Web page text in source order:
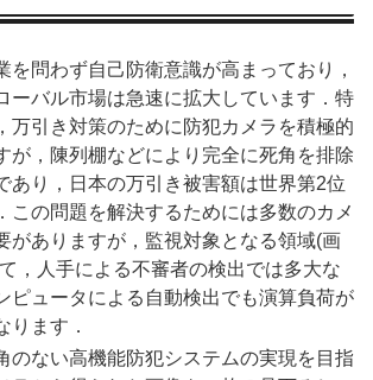
を問わず自己防衛意識が高まっており，
ーバル市場は急速に拡大しています．特
万引き対策のために防犯カメラを積極的
が，陳列棚などにより完全に死角を排除
あり，日本の万引き被害額は世界第2位
この問題を解決するためには多数のカメ
がありますが，監視対象となる領域(画
，人手による不審者の検出では多大な
ピュータによる自動検出でも演算負荷が
ります．​
のない高機能防犯システムの実現を目指